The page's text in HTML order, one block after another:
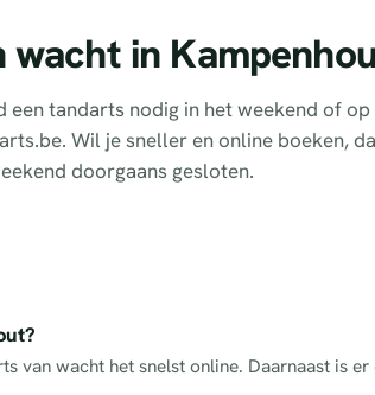
in
tandarts nodig in het weekend of
Wil je sneller en online boeken,
doorgaans gesloten.
van wacht het snelst online. Daarnaast is